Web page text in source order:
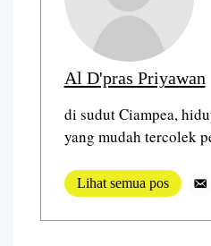
Al D'pras Priyawan
di sudut Ciampea,
yang mudah tercolek
Lihat semua pos